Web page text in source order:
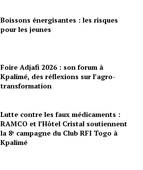
Boissons énergisantes : les risques
pour les jeunes
Foire Adjafi 2026 : son forum à
Kpalimé, des réflexions sur l’agro-
transformation
Lutte contre les faux médicaments :
RAMCO et l’Hôtel Cristal soutiennent
la 8ᵉ campagne du Club RFI Togo à
Kpalimé